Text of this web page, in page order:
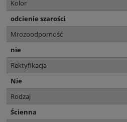
Kolor
odcienie szarości
Mrozoodporność
nie
Rektyfikacja
Nie
Rodzaj
Ścienna